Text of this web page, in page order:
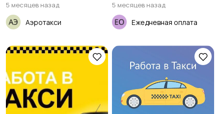
5 месяцев назад
Аэротакси
5 месяцев назад
Ежедневная оплата